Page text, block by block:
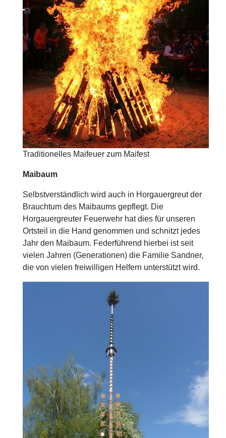
Traditionelles Maifeuer zum Maifest
Maibaum
Selbstverständlich wird auch in Horgauergreut der
Brauchtum des Maibaums gepflegt. Die
Horgauergreuter Feuerwehr hat dies für unseren
Ortsteil in die Hand genommen und schnitzt jedes
Jahr den Maibaum. Federführend hierbei ist seit
vielen Jahren (Generationen) die Familie Sandner,
die von vielen freiwilligen Helfern unterstützt wird.